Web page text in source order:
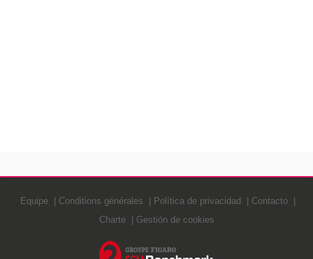
Equipe Conditions générales Política de privacidad
Contacto
Charte
Gestión de cookies